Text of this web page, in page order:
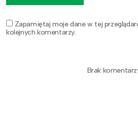
Zapamiętaj moje dane w tej
kolejnych komentarzy.
Brak